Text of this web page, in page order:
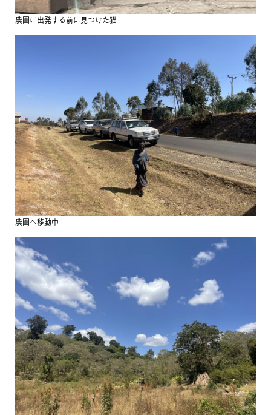
農園に出発する前に見つけた猫
農園へ移動中